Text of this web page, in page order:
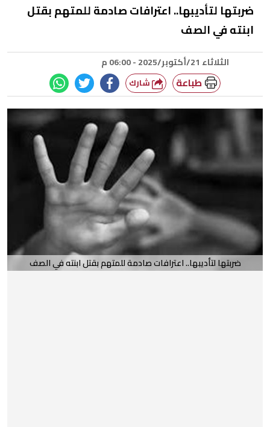
ضربتها لتأديبها.. اعترافات صادمة للمتهم بقتل
ابنته في الصف
الثلاثاء 21/أكتوبر/2025 - 06:00 م
طباعة
ضربتها لتأديبها.. اعترافات صادمة للمتهم بقتل ابنته في الصف